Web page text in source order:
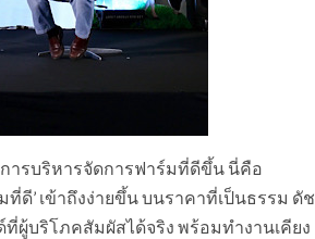
ารบริหารจัดการฟาร์มที่ดีขึ้น นี่คือ
ดี’ เข้าถึงง่ายขึ้น บนราคาที่เป็นธรรม ดัช
บริโภคสัมผัสได้จริง พร้อมทำงานเคียง